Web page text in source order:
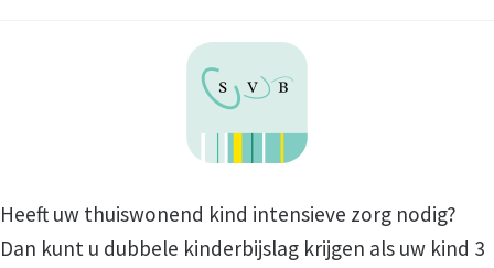
Vertrouwenscontactpersoon
Vrijwilligers
Heeft uw thuiswonend kind intensieve zorg nodig?
Dan kunt u dubbele kinderbijslag krijgen als uw kind 3